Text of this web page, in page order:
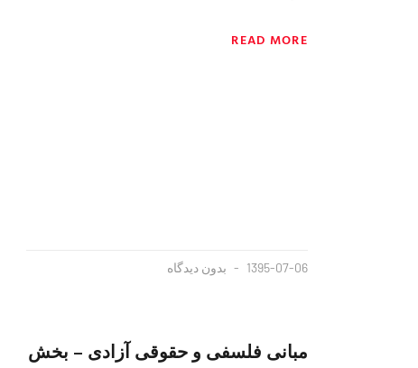
READ MORE
1395-07-06 بدون دیدگاه
مبانی فلسفی و حقوقی آزادی – بخش